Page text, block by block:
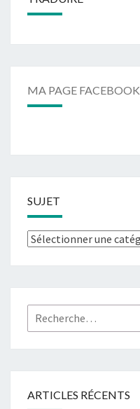
MA PAGE FACEBOOK
SUJET
Sujet
Rechercher :
ARTICLES RÉCENTS